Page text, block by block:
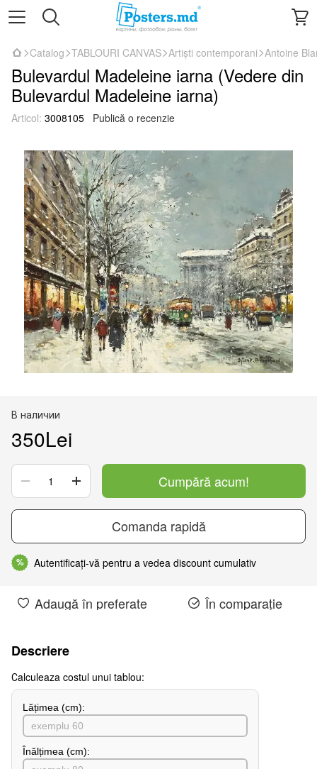
Catalog TABLOURI CANVAS Artiști contemporani Antoine
Bulevardul Madeleine iarna (Vedere din
Bulevardul Madeleine iarna)
Articol: 3008105 Publică o recenzie
В наличии
350Lei
Cumpără acum!
Comanda rapidă
% Autentificați-vă pentru a vedea discount cumulativ
Adaugă în preferate În comparație
Descriere
Сalculeaza costul unui tablou:
Lățimea (сm):
Înălțimea (cm):